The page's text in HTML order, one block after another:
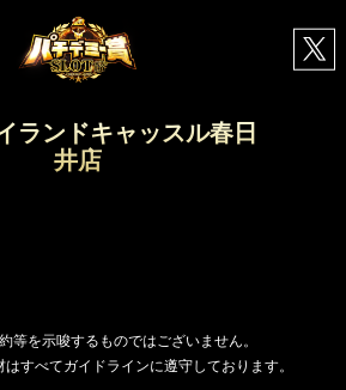
ランドキャッスル春日
井店
等を示唆するものではございません。
すべてガイドラインに遵守しております。